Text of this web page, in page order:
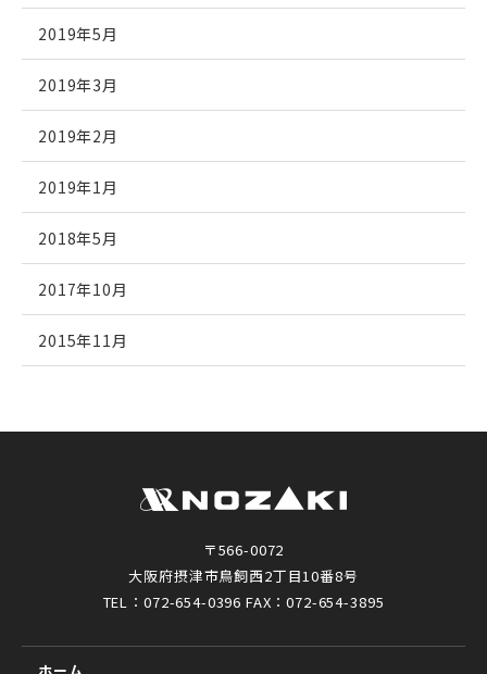
2019年5月
2019年3月
2019年2月
2019年1月
2018年5月
2017年10月
2015年11月
〒566-0072
大阪府摂津市鳥飼西2丁目10番8号
TEL：072-654-0396 FAX：072-654-3895